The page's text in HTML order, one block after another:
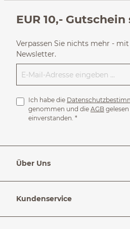
EUR 10,-
Verpassen Sie nichts mehr -
Newsletter.
Ich habe die
genommen und die AGB
einverstanden. *
Über Uns
Kundenservice